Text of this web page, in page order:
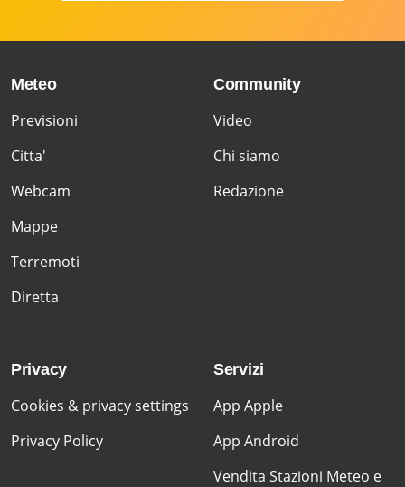
Meteo
Previsioni
Citta'
Webcam
Mappe
Terremoti
Diretta
Community
Video
Chi siamo
Redazione
Privacy
Cookies & privacy settings
Privacy Policy
Servizi
App Apple
App Android
Vendita Stazioni Meteo e